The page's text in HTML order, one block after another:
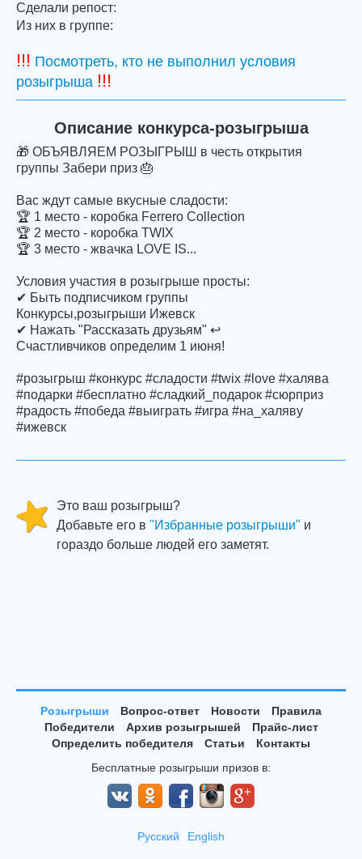
Сделали репост:
Из них в группе:
!!! Посмотреть, кто не выполнил условия
розыгрыша !!!
Описание конкурса-розыгрыша
🎁 ОБЪЯВЛЯЕМ РОЗЫГРЫШ в честь открытия
группы Забери приз 🎂
Вас ждут самые вкусные сладости:
🏆 1 место - коробка Ferrero Collection
🏆 2 место - коробка TWIX
🏆 3 место - жвачка LOVE IS...
Условия участия в розыгрыше просты:
✔ Быть подписчиком группы
Конкурсы,розыгрыши Ижевск
✔ Нажать "Рассказать друзьям" ↩
Счастливчиков определим 1 июня!
#розыгрыш #конкурс #сладости #twix #love #халява
#подарки #бесплатно #сладкий_подарок #сюрприз
#радость #победа #выиграть #игра #на_халяву
#ижевск
Это ваш розыгрыш?
Добавьте его в "Избранные розыгрыши" и
гораздо больше людей его заметят.
Розыгрыши Вопрос-ответ Новости
Правила
Победители
Архив розыгрышей
Прайс-лист
Определить победителя
Статьи
Контакты
Бесплатные розыгрыши призов в:
Русский English